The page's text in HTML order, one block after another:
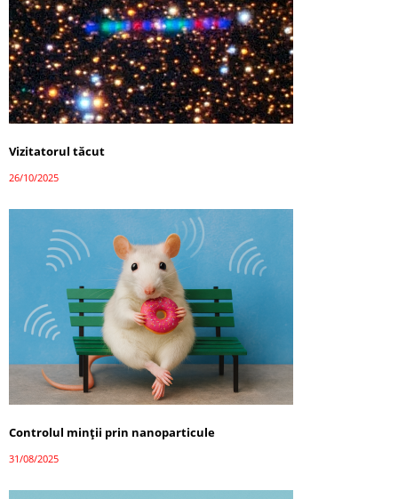
Vizitatorul tăcut
26/10/2025
Controlul minții prin nanoparticule
31/08/2025